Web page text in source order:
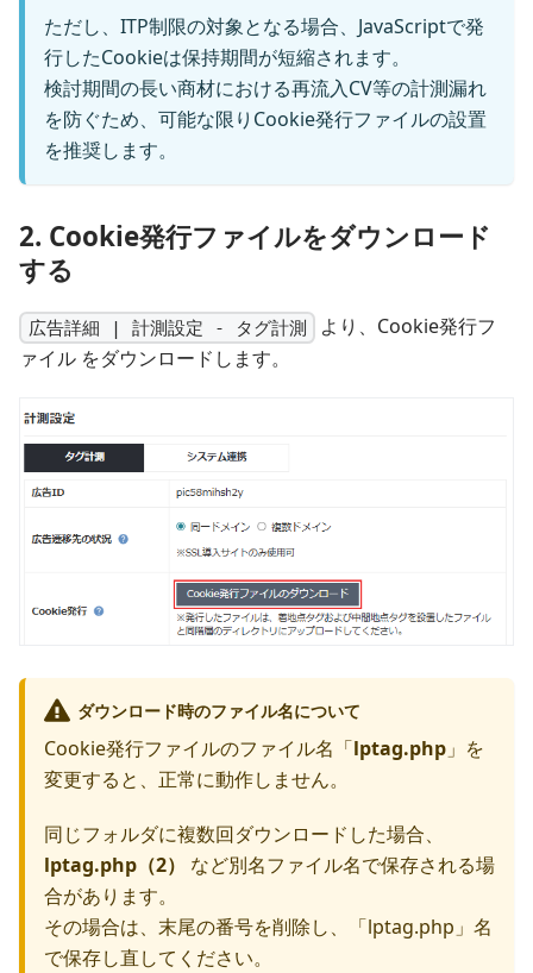
ただし、ITP制限の対象となる場合、JavaScriptで発
行したCookieは保持期間が短縮されます。
検討期間の長い商材における再流入CV等の計測漏れ
を防ぐため、可能な限りCookie発行ファイルの設置
を推奨します。
2. Cookie発行ファイルをダウンロード
する
広告詳細 | 計測設定 - タグ計測
より、Cookie発行フ
ァイル をダウンロードします。
ダウンロード時のファイル名について
Cookie発行ファイルのファイル名「lptag.php 」を
変更すると、正常に動作しません。
同じフォルダに複数回ダウンロードした場合、
lptag.php（2）
など別名ファイル名で保存される場
合があります。
その場合は、末尾の番号を削除し、「lptag.php」名
で保存し直してください。